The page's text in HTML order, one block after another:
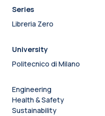
Series
Libreria Zero
University
Politecnico di Milano
Engineering
Health & Safety
Sustainability